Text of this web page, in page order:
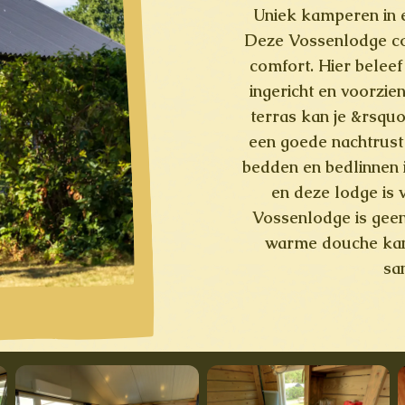
Uniek kamperen in
Deze Vossenlodge
comfort. Hier
ingericht en
terras kan je
een goede
bedden en
en deze lodge is
Vossenlodge is
warme douche